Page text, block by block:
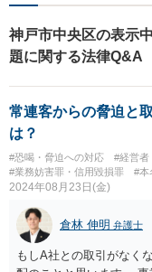
神戸市中央区の表示
題に関する法律Q&A
常連客からの脅迫と
は？
#恐喝・脅迫への対応 #経営者
#業務妨害罪・信用毀損罪
#本
2024年08月23日(金)
倉林 伸明 弁護士
もしA社との取引がなく